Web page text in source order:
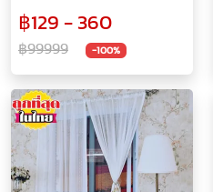
฿129 - 360
฿99999 -100%